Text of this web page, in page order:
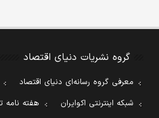
گروه نشریات دنیای اقتصاد
معرفی گروه رسانه‌ای دنیای اقتصاد
شبکه اینترنتی اکوایران
هفته نامه